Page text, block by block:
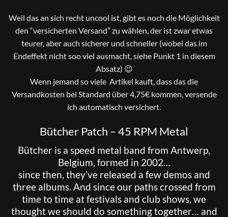
Weil das an sich recht uncool ist, gibt es noch die Möglichkeit
den “versicherten Versand” zu wählen, der ist zwar etwas
teurer, aber auch sicherer und schneller (wobei das im
Endeffekt nicht soo viel ausmacht, siehe Punkt 1 in diesem
Absatz) 😉
Wenn jemand so viele Artikel kauft, dass das die
Versandkosten bei Standard über 4,75€ kommen, versende
ich automatisch versichert.
Bütcher Patch – 45 RPM Metal
Bütcher is a speed metal band from Antwerp,
Belgium, formed in 2002…
since then, they’ve released a few demos and
three albums. And since our paths crossed from
time to time at festivals and club shows, we
thought we should do something together… and